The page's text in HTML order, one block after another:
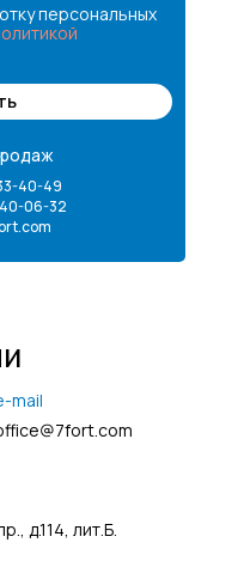
40-49
06-32
персональных
mail
д.114, лит.Б.